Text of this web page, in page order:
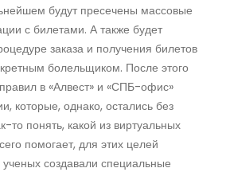
будут пресечены массовые
с билетами. А также будет
заказа и получения билетов
болельщиком. После этого
в «Алвест» и «СПБ-офис»
которые, однако, остались без
то понять, какой из виртуальных
помогает, для этих целей
создавали специальные